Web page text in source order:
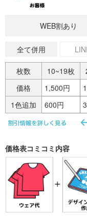
WEB割あり
全て併用
枚数 10~19枚
価格
1,500円
1色追加
600円
価格表コミコミ内容